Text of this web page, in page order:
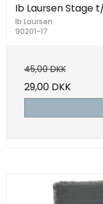
Ib Laursen Stage
Ib Laursen
90201-17
45,00 DKK
29,00 DKK